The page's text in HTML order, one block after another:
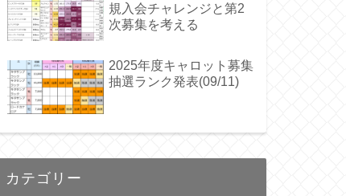
規入会チャレンジと第2
次募集を考える
2025年度キャロット募集
抽選ランク発表(09/11)
カテゴリー